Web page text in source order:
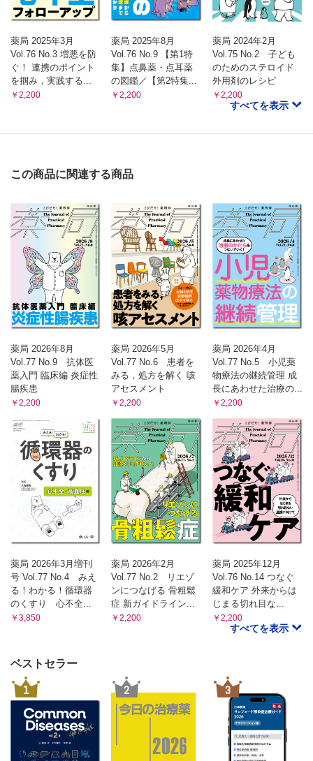
賢二 ほか）
シリーズ
えびさんぽ
医薬品の製剤学的な違いは薬剤効果にも影響しますか？
（青島 周一）
ぐっとよくなる！ 漢方処方 快訣ビフォーアフター
〈第9回〉“漫然処方”に陥りやすい漢方薬
・⾼齢者の運転能⼒に影響する服⽤薬
ガチではじめる マジでわかる 経口抗がん薬
経口抗がん薬の客観的アドヒアランス評価
（川上 和宜）
飲み合わせ研究所 子どもの服薬Tips
〈第21回〉ファモチジン製剤（細粒およびOD錠）
（小嶋 純 米子 真記）
薬剤師力の型 新たな思考と行動プランを手に入れろ！
〈参拾参ノ型〉重症患者の栄養療法は急性期から積極的に介
入せよ！
（大久保 綾香）
Gebaita?! 薬剤師の語ログ
〈第33回〉だまされたと思って飲みなさい
薬局 2025年3月
Vol.76 No.3 増悪を防
ぐ！ 連携のポイント
を掴み，実践する...
￥2,200
薬局 2025年8月
Vol.76 No.9 【第1特
集】点鼻薬・点耳薬
の図鑑／【第2特集...
￥2,200
薬局 2024年2月
Vol.75 No.2 子ども
のためのステロイド
外用剤のレシピ
￥2,200
すべてを表示
この商品に関連する商品
薬局 2026年8月
Vol.77 No.9 抗体医
薬入門 臨床編 炎症性
腸疾患
￥2,200
薬局 2026年5月
Vol.77 No.6 患者を
みる，処方を解く 咳
アセスメント
￥2,200
薬局 2026年4月
Vol.77 No.5 小児薬
物療法の継続管理 成
長にあわせた治療の...
￥2,200
薬局 2026年3月増刊
号 Vol.77 No.4 みえ
る！わかる！循環器
のくすり 心不全...
￥3,850
薬局 2026年2月
Vol.77 No.2 リエゾ
ンにつなげる 骨粗鬆
症 新ガイドライン...
￥2,200
薬局 2025年12月
Vol.76 No.14 つなぐ
緩和ケア 外来からは
じまる切れ目な...
￥2,200
すべてを表示
ベストセラー
1 2 3